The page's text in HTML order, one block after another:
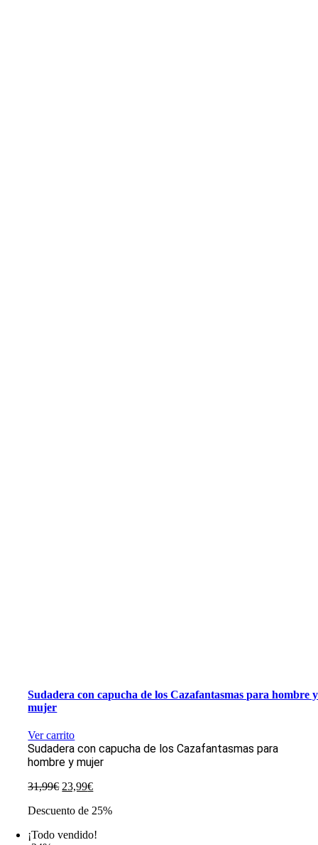
Sudadera con capucha de los Cazafantasmas para hombre y
mujer
Ver carrito
Sudadera con capucha de los Cazafantasmas para
hombre y mujer
31,99€ El
original
31,99€.
23,99€El
actual
23,99€.
Descuento de 25%
¡Todo vendido!